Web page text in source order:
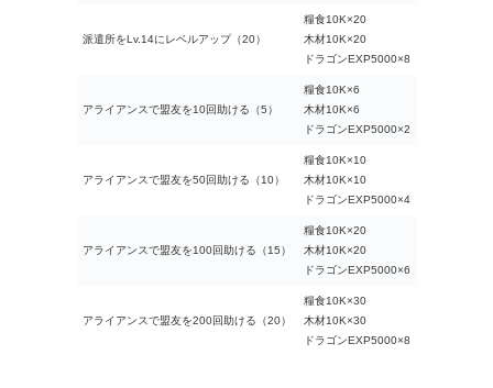
派遣所をLv.14にレベルアップ（20）
糧食10K×20
木材10K×20
ドラゴンEXP5000×8
アライアンスで盟友を10回助ける（5）
糧食10K×6
木材10K×6
ドラゴンEXP5000×2
アライアンスで盟友を50回助ける（10）
糧食10K×10
木材10K×10
ドラゴンEXP5000×4
アライアンスで盟友を100回助ける（15）
糧食10K×20
木材10K×20
ドラゴンEXP5000×6
アライアンスで盟友を200回助ける（20）
糧食10K×30
木材10K×30
ドラゴンEXP5000×8